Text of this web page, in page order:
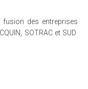
fusion des entreprises
SOTRAC et SUD